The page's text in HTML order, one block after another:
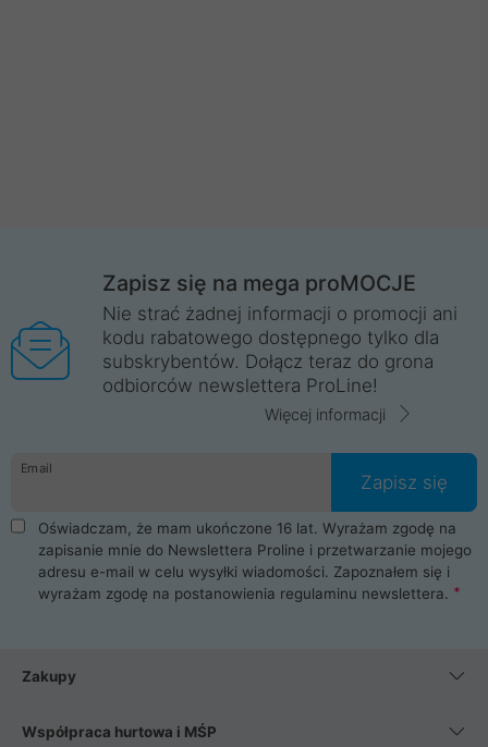
Zapisz się na mega proMOCJE
Nie strać żadnej informacji o promocji ani
kodu rabatowego dostępnego tylko dla
subskrybentów. Dołącz teraz do grona
odbiorców newslettera ProLine!
Więcej informacji
Email
Zapisz się
Oświadczam, że mam ukończone 16 lat. Wyrażam zgodę na
zapisanie mnie do Newslettera Proline i przetwarzanie mojego
adresu e-mail w celu wysyłki wiadomości. Zapoznałem się i
wyrażam zgodę na postanowienia regulaminu newslettera.
Zakupy
Współpraca hurtowa i MŚP